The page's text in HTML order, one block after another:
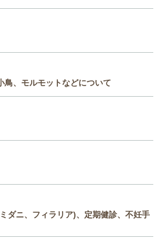
鳥、モルモットなどについて
ダニ、フィラリア)、定期健診、不妊手